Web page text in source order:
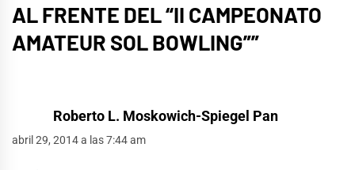
AL FRENTE DEL “II CAMPEONATO
AMATEUR SOL BOWLING””
Roberto L. Moskowich-Spiegel Pan
abril 29, 2014 a las 7:44 am